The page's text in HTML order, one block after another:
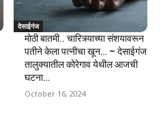
देसाईगंज
मोठी बातमी.. चारित्र्याच्या संशयावरून
पतीने केला पत्नीचा खून… – देसाईगंज
तालुक्यातील कोरेगाव येथील आजची
घटना…
October 16, 2024